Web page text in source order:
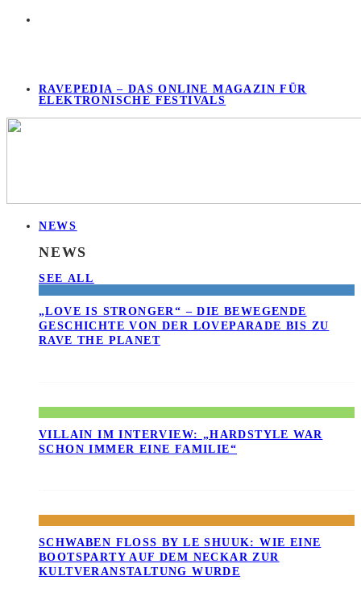
RAVEPEDIA – DAS ONLINE MAGAZIN FÜR
ELEKTRONISCHE FESTIVALS
NEWS
NEWS
SEE ALL
„LOVE IS STRONGER“ – DIE BEWEGENDE
GESCHICHTE VON DER LOVEPARADE BIS ZU
RAVE THE PLANET
VILLAIN IM INTERVIEW: „HARDSTYLE WAR
SCHON IMMER EINE FAMILIE“
SCHWABEN FLOSS BY LE SHUUK: WIE EINE B
OOTSPARTY AUF DEM NECKAR ZUR K
ULTVERANSTALTUNG WURDE